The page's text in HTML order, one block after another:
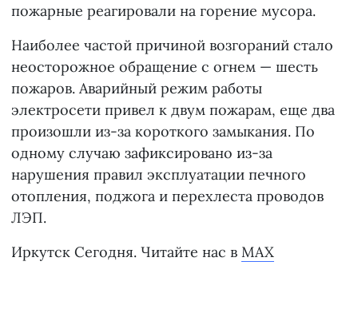
пожарные реагировали на горение мусора.
Наиболее частой причиной возгораний стало
неосторожное обращение с огнем — шесть
пожаров. Аварийный режим работы
электросети привел к двум пожарам, еще два
произошли из-за короткого замыкания. По
одному случаю зафиксировано из-за
нарушения правил эксплуатации печного
отопления, поджога и перехлеста проводов
ЛЭП.
Иркутск Сегодня. Читайте нас в MAX